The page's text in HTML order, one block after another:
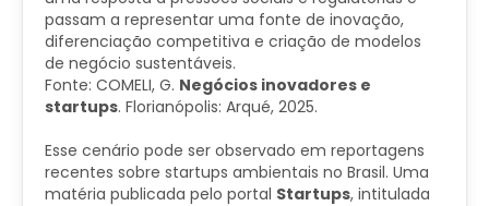
passam a representar uma fonte de inovação,
diferenciação competitiva e criação de modelos
de negócio sustentáveis.
Fonte: COMELI, G. Negócios inovadores e
startups. Florianópolis: Arqué, 2025.
Esse cenário pode ser observado em reportagens
recentes sobre startups ambientais no Brasil. Uma
matéria publicada pelo portal Startups, intitulada